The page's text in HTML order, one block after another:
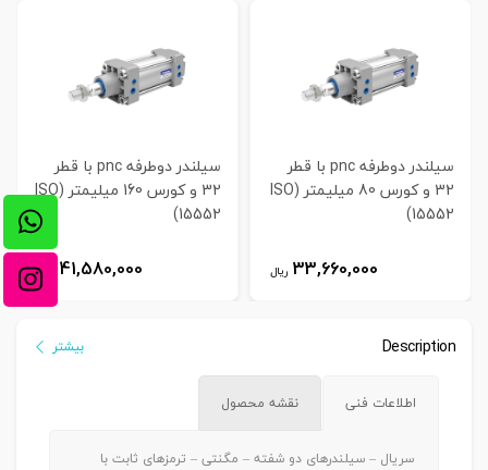
سیلندر دوطرفه pnc با قطر
32 و کورس 80 میلیمتر (ISO
15552)
33,660,000 ریال
سیلندر دوطرفه pnc با قطر
32 و کورس 160 میلیمتر (ISO
15552)
41,580,000 ریال
Description بیشتر
اطلاعات فنی نقشه محصول
سریال –سیلندرهای دو شفته – مگنتی – ترمزهای ثابت با